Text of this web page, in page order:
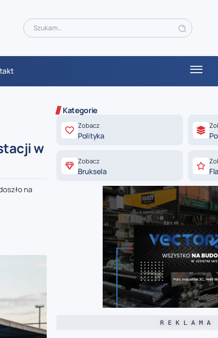
w
na
Kategorie
Zobacz
Polityka
Zobacz
Bruksela
R E K L A M A